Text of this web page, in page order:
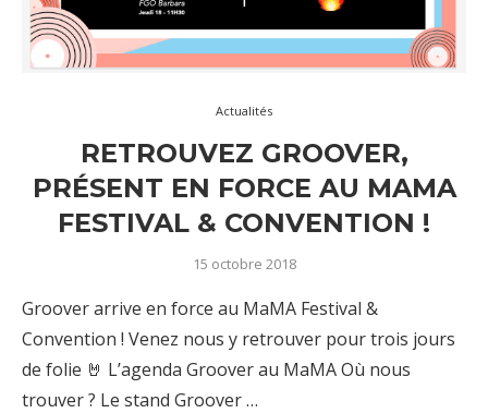
Actualités
RETROUVEZ GROOVER,
PRÉSENT EN FORCE AU MAMA
FESTIVAL & CONVENTION !
15 octobre 2018
Groover arrive en force au MaMA Festival &
Convention ! Venez nous y retrouver pour trois jours
de folie 🤘 L’agenda Groover au MaMA Où nous
trouver ? Le stand Groover …